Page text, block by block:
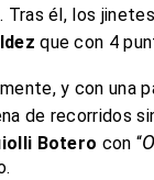
Tras él, los jinetes
que con 4
y con una
de recorridos
Botero con “